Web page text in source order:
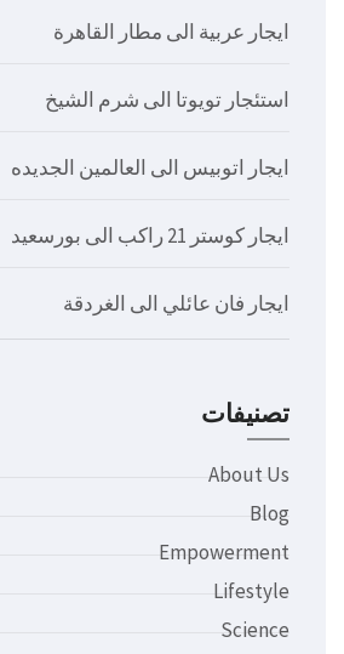
ايجار عربية الى مطار القاهرة
استئجار تويوتا الى شرم الشيخ
ايجار اتوبيس الى العالمين الجديده
ايجار كوستر 21 راكب الى بورسعيد
ايجار فان عائلي الى الغردقة
تصنيفات
About Us
Blog
Empowerment
Lifestyle
Science